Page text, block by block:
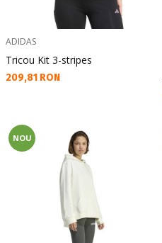
ADIDAS
Tricou Kit 3-stripes
Текуща цена:
209,81 RON
NOU